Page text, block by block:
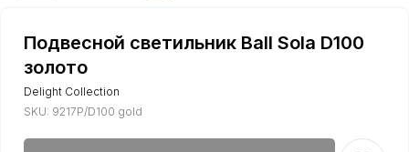
Подвесной светильник Ball Sola D100
золото
Delight Collection
SKU: 9217P/D100 gold